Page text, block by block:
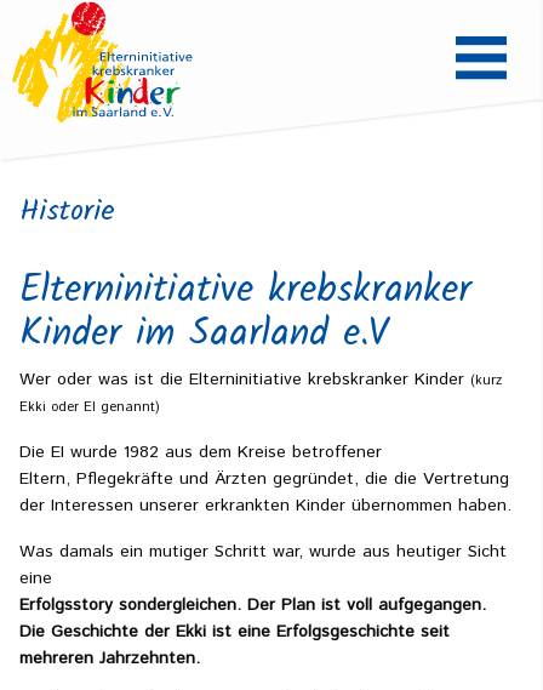
Historie
Elterninitiative krebskranker
Kinder im Saarland e.V
Wer oder was ist die Elterninitiative krebskranker Kinder (kurz
Ekki oder EI genannt)
Die EI wurde 1982 aus dem Kreise betroffener
Eltern, Pflegekräfte und Ärzten gegründet, die die Vertretung
der Interessen unserer erkrankten Kinder übernommen haben.
Was damals ein mutiger Schritt war, wurde aus heutiger Sicht
eine
Erfolgsstory sondergleichen. Der Plan ist voll aufgegangen.
Die Geschichte der Ekki ist eine Erfolgsgeschichte seit
mehreren Jahrzehnten.